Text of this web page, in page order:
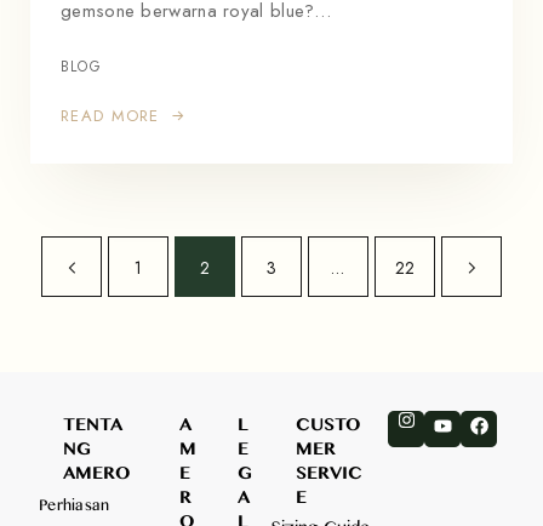
gemsone berwarna royal blue?…
BLOG
READ MORE
1 2 3 … 22
TENTA
NG
AMERO
Perhiasan
A
M
E
R
O
L
E
G
A
L
CUSTO
MER
SERVIC
E